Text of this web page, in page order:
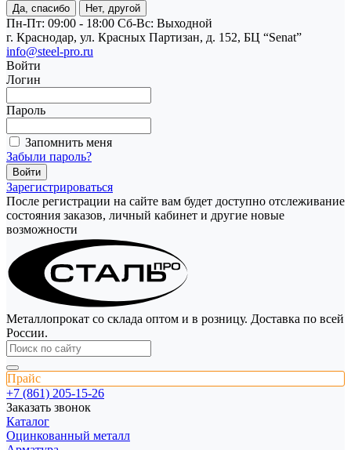
Да, спасибо Нет, другой
Пн-Пт: 09:00 - 18:00 Cб-Вс: Выходной
г. Краснодар, ул. Красных Партизан, д. 152, БЦ “Senat”
info@steel-pro.ru
Войти
Логин
Пароль
Запомнить меня
Забыли пароль?
Зарегистрироваться
После регистрации на сайте вам будет доступно отслеживание
состояния заказов, личный кабинет и другие новые
возможности
Металлопрокат со склада оптом и в розницу. Доставка по всей
России.
Прайс
+7 (861) 205-15-26
Заказать звонок
Каталог
Оцинкованный металл